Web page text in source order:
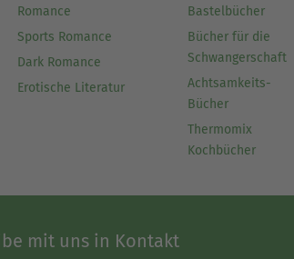
Romance
Sports Romance
Dark Romance
Erotische Literatur
Bastelbücher
Bücher für die
Schwangerschaft
Achtsamkeits-
Bücher
Thermomix
Kochbücher
mit uns in Kontakt